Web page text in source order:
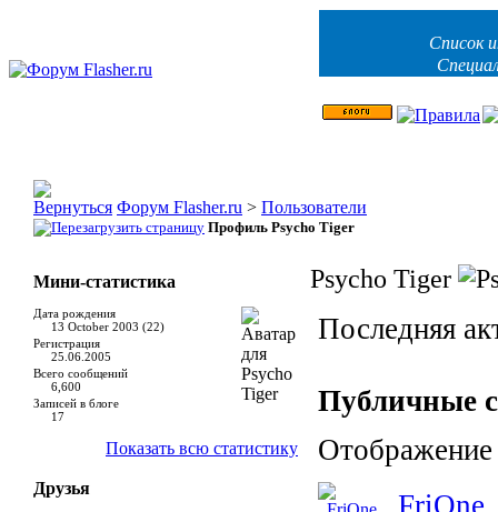
Список
Форум Flasher.ru > Пользователи
Профиль Psycho Tiger
Psycho Tiger
Последняя
Публичные
FriOne
Мини-статистика
Дата рождения
13 October 2003 (22)
Регистрация
25.06.2005
Всего сообщений
6,600
Записей в блоге
17
Показать всю статистику
Друзья